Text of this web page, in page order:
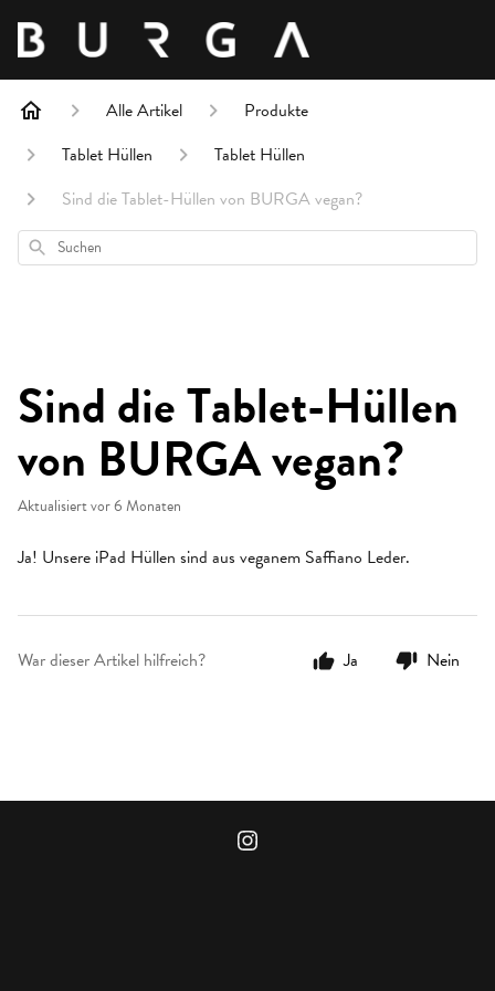
Alle Artikel
Produkte
Tablet Hüllen
Tablet Hüllen
Sind die Tablet-Hüllen von BURGA vegan?
Suchen
Sind die Tablet-Hüllen
von BURGA vegan?
Aktualisiertvor 6 Monaten
Ja! Unsere iPad Hüllen sind aus veganem Saffiano Leder.
War dieser Artikel hilfreich? Ja Nein